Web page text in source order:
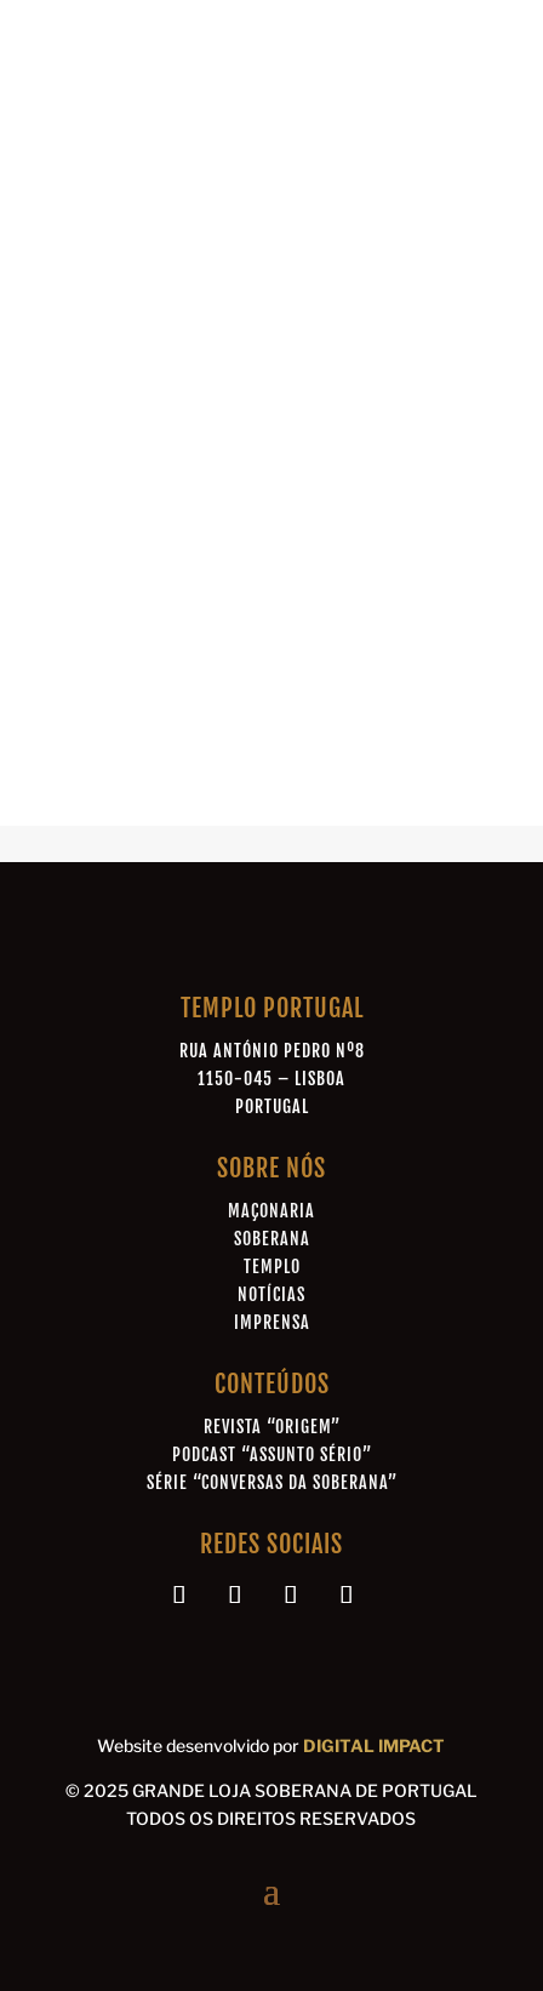
TEMPLO PORTUGAL
RUA ANTÓNIO PEDRO Nº8
1150-045 – LISBOA
PORTUGAL
SOBRE NÓS
MAÇONARIA
SOBERANA
TEMPLO
NOTÍCIAS
IMPRENSA
CONTEÚDOS
REVISTA “ORIGEM”
PODCAST “ASSUNTO SÉRIO”
SÉRIE “CONVERSAS DA SOBERANA”
REDES SOCIAIS
Website desenvolvido por DIGITAL IMPACT
© 2025 GRANDE LOJA SOBERANA DE PORTUGAL
TODOS OS DIREITOS RESERVADOS